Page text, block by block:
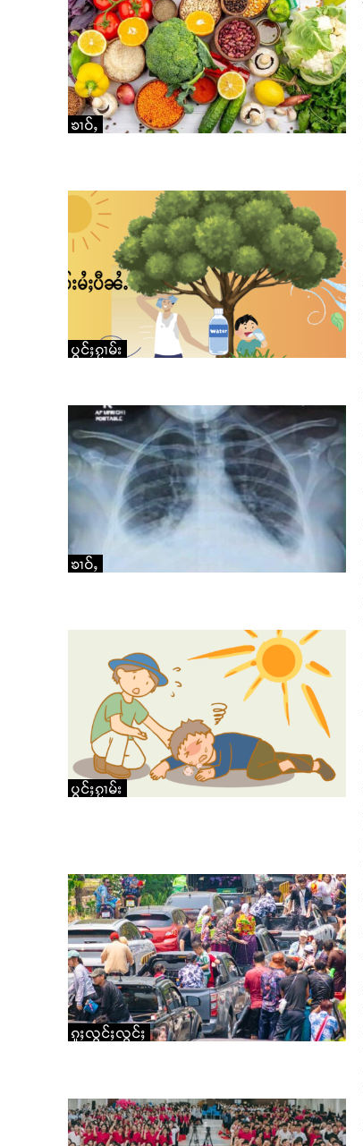
ၶၢဝ်ႇ
ပွင်ႈၵႂၢမ်း
ၶၢဝ်ႇ
ပွင်ႈၵႂၢမ်း
ၵူႈလွင်ႈလွင်ႈ